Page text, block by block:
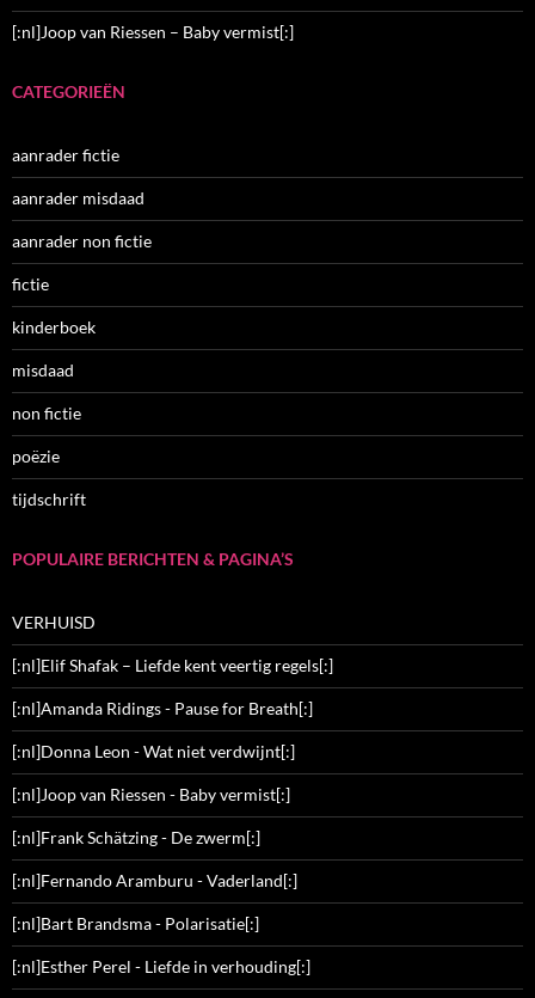
[:nl]Joop van Riessen – Baby vermist[:]
CATEGORIEËN
aanrader fictie
aanrader misdaad
aanrader non fictie
fictie
kinderboek
misdaad
non fictie
poëzie
tijdschrift
POPULAIRE BERICHTEN & PAGINA’S
VERHUISD
[:nl]Elif Shafak – Liefde kent veertig regels[:]
[:nl]Amanda Ridings - Pause for Breath[:]
[:nl]Donna Leon - Wat niet verdwijnt[:]
[:nl]Joop van Riessen - Baby vermist[:]
[:nl]Frank Schätzing - De zwerm[:]
[:nl]Fernando Aramburu - Vaderland[:]
[:nl]Bart Brandsma - Polarisatie[:]
[:nl]Esther Perel - Liefde in verhouding[:]